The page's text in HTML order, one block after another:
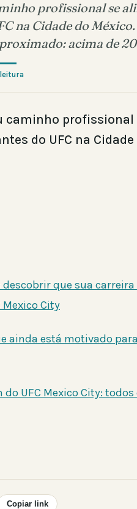
profissional se
na Cidade do
acima de
caminho
do UFC na
descobrir que sua
Mexico City
ainda está motivado
UFC Mexico City:
Copiar link